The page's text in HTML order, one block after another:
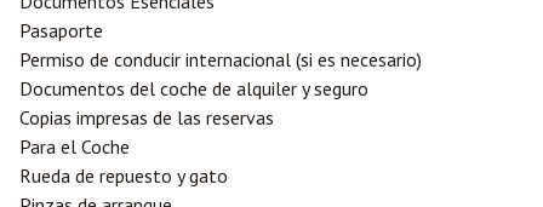
Pasaporte
Permiso de conducir internacional (si es necesario)
Documentos del coche de alquiler y seguro
Copias impresas de las reservas
Para el Coche
Rueda de repuesto y gato